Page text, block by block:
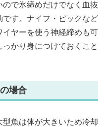
で氷締めだけでなく血抜
す。ナイフ・ピックなど
ヤーを使う神経締めも可
かり身につけておくこと
場合
魚は体が大きいため冷却